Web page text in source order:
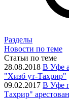
Разделы
Новости по теме
Статьи по теме
28.08.2018 В Уфе
"Хизб ут-Тахрир"
09.02.2017 В Уфе
Тахрир"